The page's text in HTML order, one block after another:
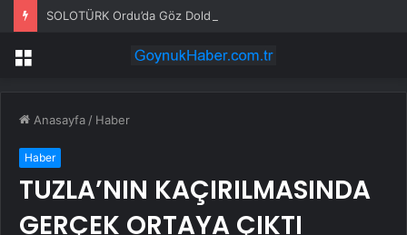
SOLOTÜRK Ordu’da Göz Doldurdu
Menü
Anasayfa / Haber
Haber
TUZLA’NIN KAÇIRILMASINDA
GERÇEK ORTAYA ÇIKTI